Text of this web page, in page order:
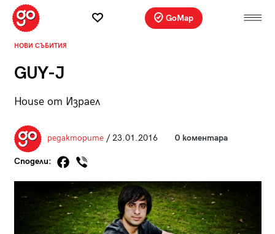
GoMap
НОВИ СЪБИТИЯ
GUY-J
House от Израел
редакторите/ 23.01.2016 0 коментара
Сподели: